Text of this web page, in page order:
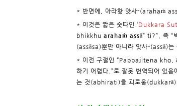
* 반면에, 아라항 앗사-(arahaṁ
* 이것은 짧은 숫따인 ‘Dukkara
bhikkhu arahaṁ assā” ti?”, 즉 “
(assāsa)뿐만 아니라 앗사-(assā)는
* 이전 구절인 “Pabbajitena kho,
하기 어렵다.”로 잘못 번역되어 있
는 것(abhirati)을 괴로움(dukkarā)(